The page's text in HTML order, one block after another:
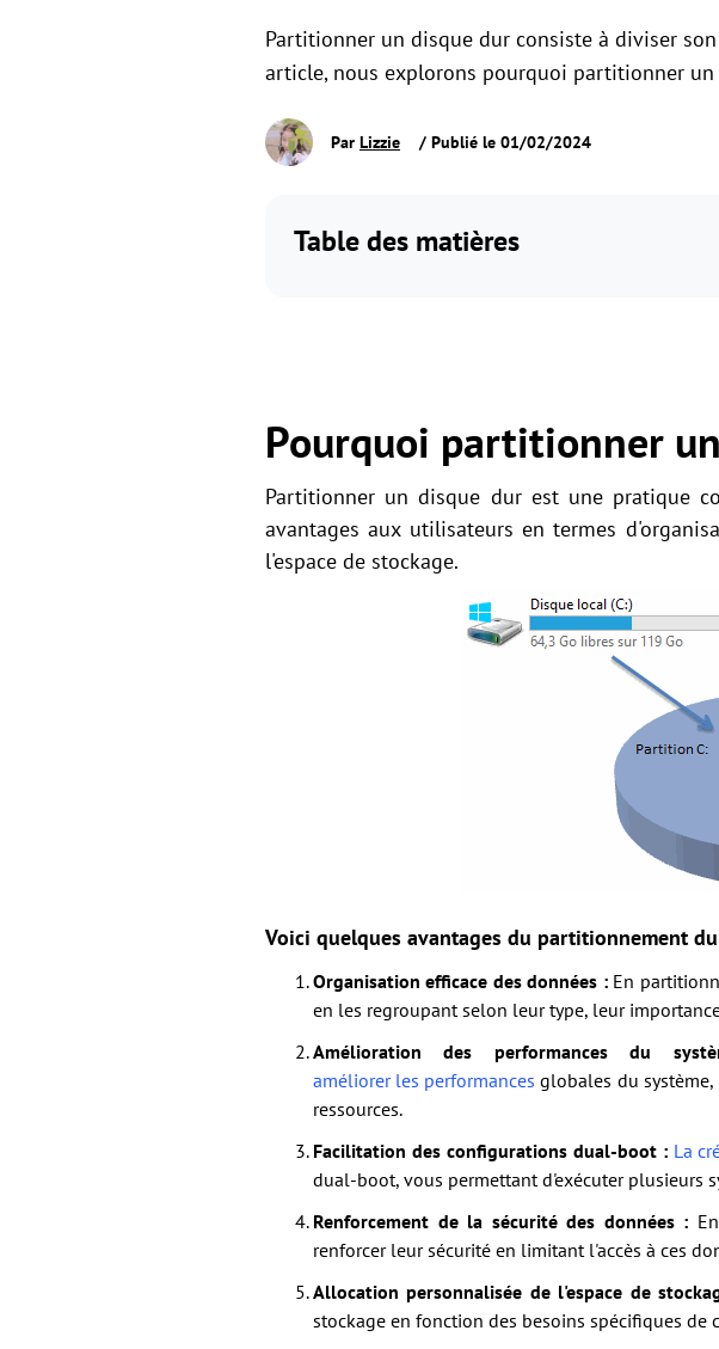
Partitionner un disque dur consiste à diviser
article, nous explorons pourquoi partitionner
Par Lizzie / Publié le 01/02/2024
Table des matières
Pourquoi partitionner
Partitionner un disque dur est une pratique
avantages aux utilisateurs en termes
l'espace de stockage.
Voici quelques avantages du partitionnement
Organisation efficace des données :En
en les regroupant selon leur type, leur
Amélioration des performances du
améliorer les performances globales du
ressources.
Facilitation des configurations dual-boot : La
dual-boot, vous permettant d'exécuter plusieurs
Renforcement de la sécurité des données :
renforcer leur sécurité en limitant l'accès à ces
Allocation personnalisée de l'espace de
stockage en fonction des besoins spécifiques de